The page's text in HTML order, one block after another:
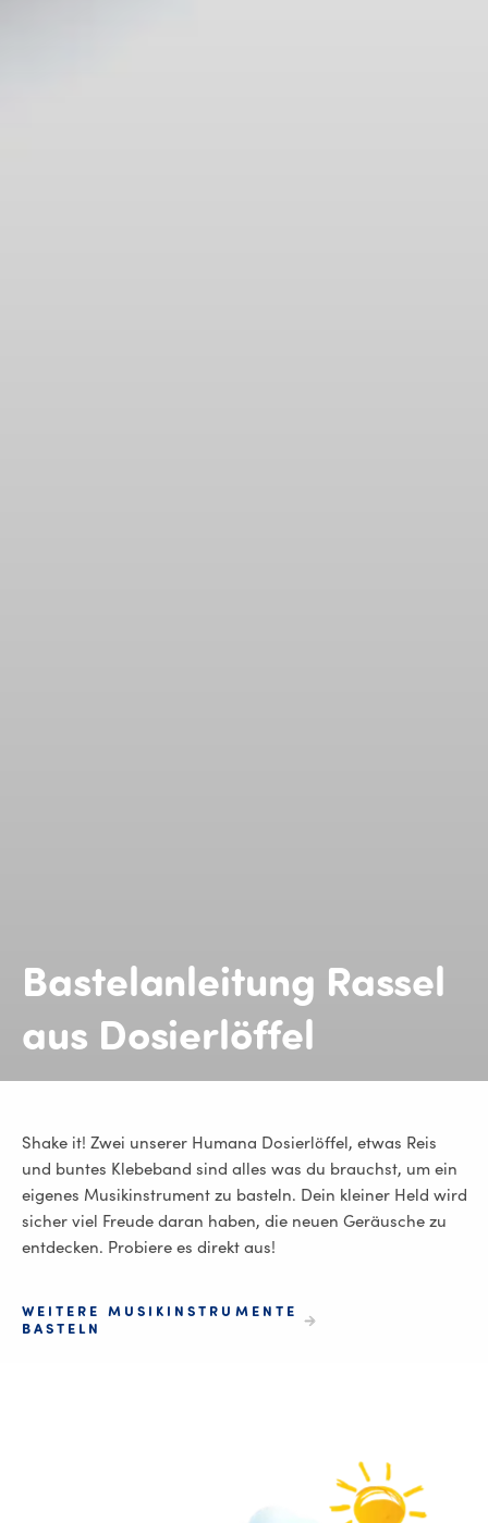
Bastelanleitung Rassel
aus Dosierlöffel
Shake it! Zwei unserer Humana Dosierlöffel, etwas Reis
und buntes Klebeband sind alles was du brauchst, um ein
eigenes Musikinstrument zu basteln. Dein kleiner Held wird
sicher viel Freude daran haben, die neuen Geräusche zu
entdecken. Probiere es direkt aus!
WEITERE MUSIKINSTRUMENTE
BASTELN